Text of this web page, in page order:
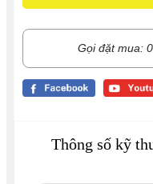
Gọi đặt mua:
Thông số kỹ